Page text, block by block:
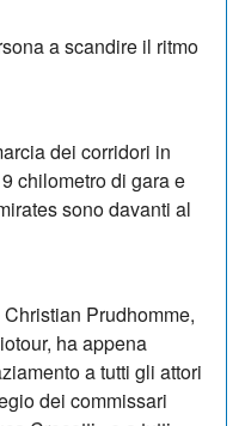
a scandire il ritmo
dei corridori in
chilometro di gara e
sono davanti al
Prudhomme,
ha appena
a tutti gli attori
dei commissari